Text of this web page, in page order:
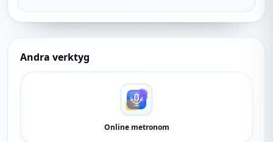
Andra verktyg
Online metronom